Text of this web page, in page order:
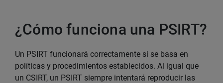
¿Cómo funciona una PSIRT?
Un PSIRT funcionará correctamente si se basa en
políticas y procedimientos establecidos. Al igual que
un CSIRT, un PSIRT siempre intentará reproducir las